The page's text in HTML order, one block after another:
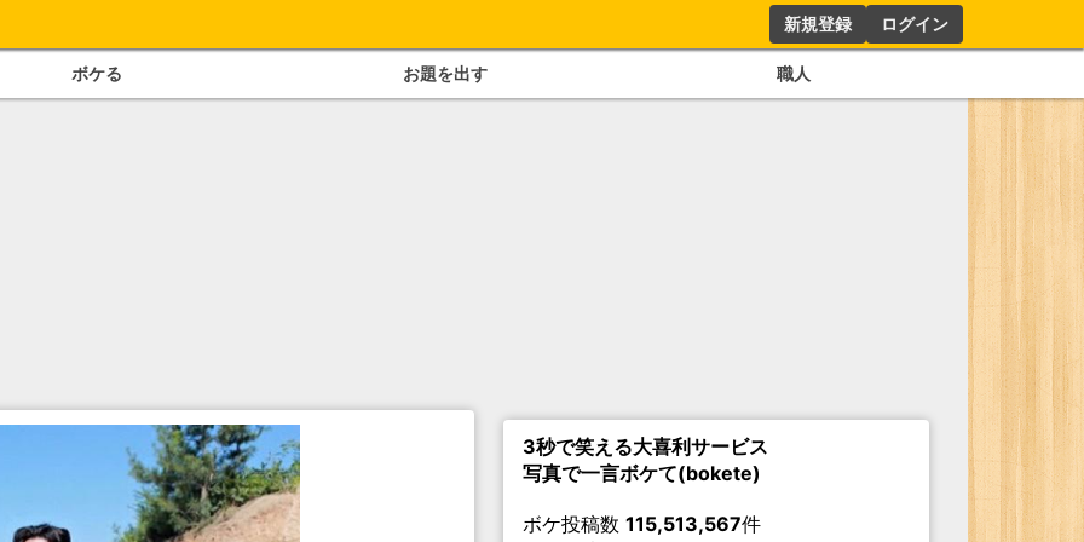
新規登録 ログイン
ボケる お題を出す 職人
3秒で笑える大喜利サービス
写真で一言ボケて(bokete)
ボケ投稿数 115,513,567件